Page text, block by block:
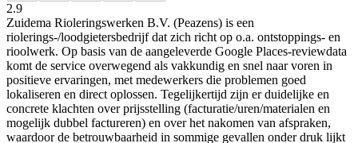
2.9
Zuidema Rioleringswerken B.V. (Peazens) is een
riolerings-/loodgietersbedrijf dat zich richt op o.a. ontstoppings- en
rioolwerk. Op basis van de aangeleverde Google Places-reviewdata
komt de service overwegend als vakkundig en snel naar voren in
positieve ervaringen, met medewerkers die problemen goed
lokaliseren en direct oplossen. Tegelijkertijd zijn er duidelijke en
concrete klachten over prijsstelling (facturatie/uren/materialen en
mogelijk dubbel factureren) en over het nakomen van afspraken,
waardoor de betrouwbaarheid in sommige gevallen onder druk lijkt